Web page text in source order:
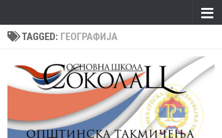
TAGGED: ГЕОГРАФИЈА